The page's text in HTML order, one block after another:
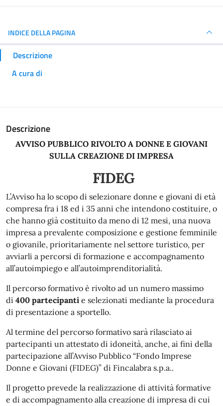
INDICE DELLA PAGINA
Descrizione
A cura di
Descrizione
AVVISO PUBBLICO RIVOLTO A DONNE E GIOVANI
SULLA CREAZIONE DI IMPRESA
FIDEG
L’Avviso ha lo scopo di selezionare donne e giovani di età
compresa fra i 18 ed i 35 anni che intendono costituire, o
che hanno già costituito da meno di 12 mesi, una nuova
impresa a prevalente composizione e gestione femminile
o giovanile, prioritariamente nel settore turistico, per
avviarli a percorsi di formazione e accompagnamento
all’autoimpiego e all’autoimprenditorialità.
Il percorso formativo è rivolto ad un numero massimo
di 400 partecipanti e selezionati mediante la procedura
di presentazione a sportello.
Al termine del percorso formativo sarà rilasciato ai
partecipanti un attestato di idoneità, anche, ai fini della
partecipazione all’Avviso Pubblico “Fondo Imprese
Donne e Giovani (FIDEG)” di Fincalabra s.p.a..
Il progetto prevede la realizzazione di attività formative
e di accompagnamento alla creazione di impresa di cui